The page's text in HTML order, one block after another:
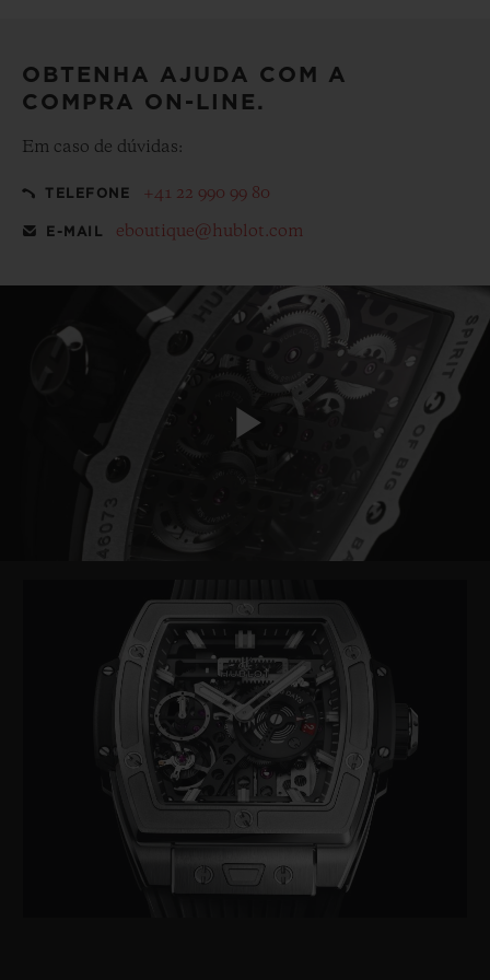
OBTENHA AJUDA COM A
COMPRA ON-LINE.
Em caso de dúvidas:
TELEFONE +41 22 990 99 80
E-MAIL eboutique@hublot.com
Play